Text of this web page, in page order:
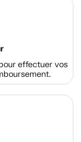
effectuer vos